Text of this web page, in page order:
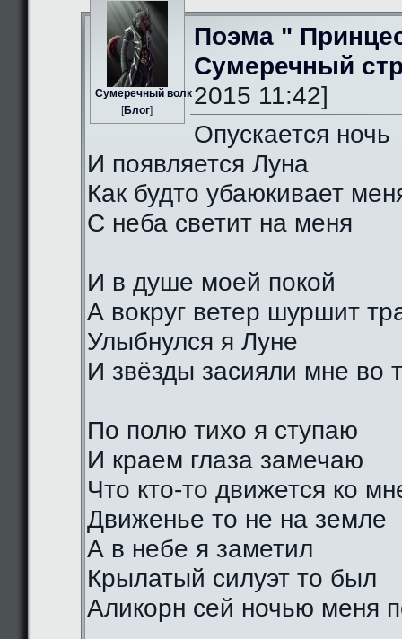
Сумеречный волк
[Блог]
Поэма "
Сумеречный
2015 11:42]
Опускается ночь
И появляется Луна
Как будто убаюкивает
С неба светит на меня
И в душе моей покой
А вокруг ветер шуршит
Улыбнулся я Луне
И звёзды засияли мне во
По полю тихо я ступаю
И краем глаза замечаю
Что кто-то движется ко
Движенье то не на земле
А в небе я заметил
Крылатый силуэт то был
Аликорн сей ночью меня